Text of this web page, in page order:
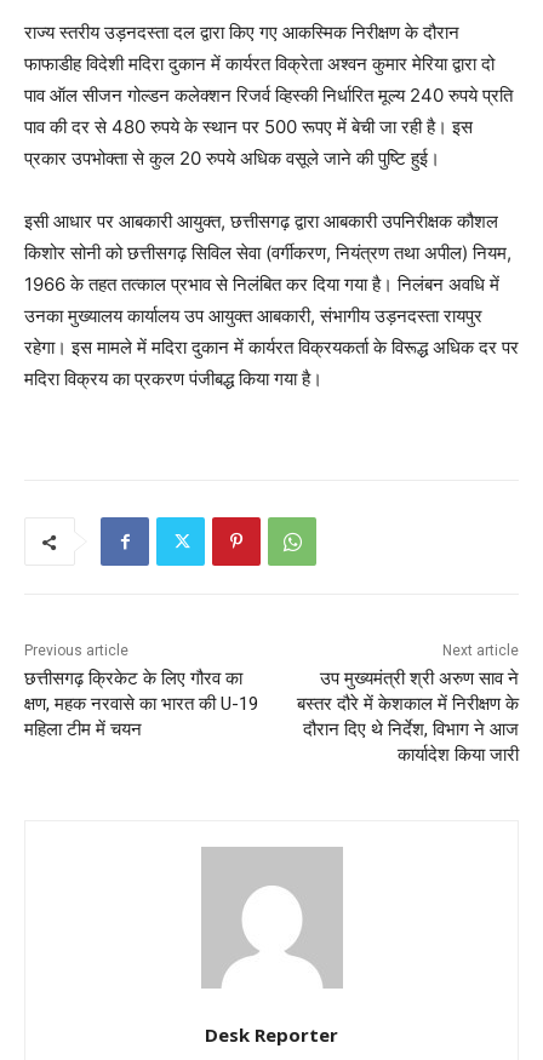
राज्य स्तरीय उड़नदस्ता दल द्वारा किए गए आकस्मिक निरीक्षण के दौरान
फाफाडीह विदेशी मदिरा दुकान में कार्यरत विक्रेता अश्वन कुमार मेरिया द्वारा दो
पाव ऑल सीजन गोल्डन कलेक्शन रिजर्व व्हिस्की निर्धारित मूल्य 240 रुपये प्रति
पाव की दर से 480 रुपये के स्थान पर 500 रूपए में बेची जा रही है। इस
प्रकार उपभोक्ता से कुल 20 रुपये अधिक वसूले जाने की पुष्टि हुई।
इसी आधार पर आबकारी आयुक्त, छत्तीसगढ़ द्वारा आबकारी उपनिरीक्षक कौशल
किशोर सोनी को छत्तीसगढ़ सिविल सेवा (वर्गीकरण, नियंत्रण तथा अपील) नियम,
1966 के तहत तत्काल प्रभाव से निलंबित कर दिया गया है। निलंबन अवधि में
उनका मुख्यालय कार्यालय उप आयुक्त आबकारी, संभागीय उड़नदस्ता रायपुर
रहेगा। इस मामले में मदिरा दुकान में कार्यरत विक्रयकर्ता के विरूद्ध अधिक दर पर
मदिरा विक्रय का प्रकरण पंजीबद्ध किया गया है।
Previous article
छत्तीसगढ़ क्रिकेट के लिए गौरव का
क्षण, महक नरवासे का भारत की U-19
महिला टीम में चयन
Next article
उप मुख्यमंत्री श्री अरुण साव ने
बस्तर दौरे में केशकाल में निरीक्षण के
दौरान दिए थे निर्देश, विभाग ने आज
कार्यादेश किया जारी
Desk Reporter